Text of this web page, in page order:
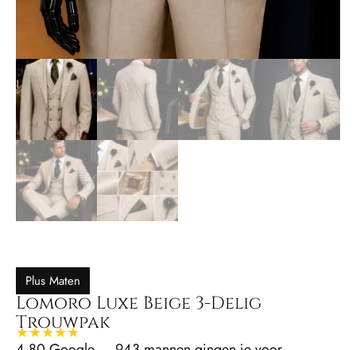
Plus Maten
Lomoro Luxe Beige 3-Delig
Trouwpak
★★★★★